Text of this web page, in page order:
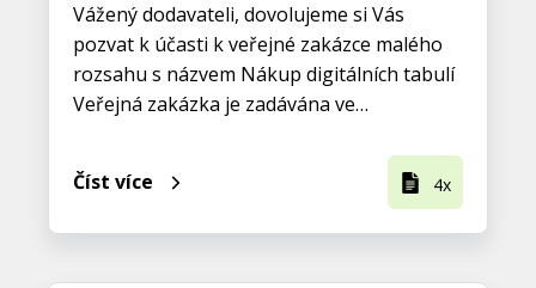
Vážený dodavateli, dovolujeme si Vás
pozvat k účasti k veřejné zakázce malého
rozsahu s názvem Nákup digitálních tabulí
Veřejná zakázka je zadávána ve…
Číst více 4x